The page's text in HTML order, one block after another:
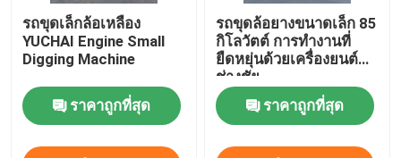
รถขุดตีนตะขาบ
รถขุดล้อยางขนาดเล็ก
รถแทรกเตอร์น้ำมันปาล์ม
รถขุดเล็กล้อเหลือง
YUCHAI Engine Small
Digging Machine
ราคาถูกที่สุด
รถขุดล้อยางขนาดเล็ก 85
กิโลวัตต์ การทำงานที่
ยืดหยุ่นด้วยเครื่องยนต์
ช่างชัย
ราคาถูกที่สุด